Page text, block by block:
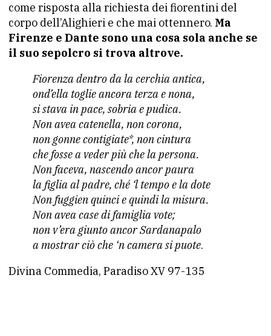
come risposta alla richiesta dei fiorentini del
corpo dell’Alighieri e che mai ottennero. Ma
Firenze e Dante sono una cosa sola anche se
il suo sepolcro si trova altrove.
Fiorenza dentro da la cerchia antica,
ond’ella toglie ancora terza e nona,
si stava in pace, sobria e pudica.
Non avea catenella, non corona,
non gonne contigiate*, non cintura
che fosse a veder più che la persona.
Non faceva, nascendo ancor paura
la figlia al padre, ché ‘l tempo e la dote
Non fuggien quinci e quindi la misura.
Non avea case di famiglia vote;
non v’era giunto ancor Sardanapalo
a mostrar ciò che ‘n camera si puote.
Divina Commedia, Paradiso XV 97-135